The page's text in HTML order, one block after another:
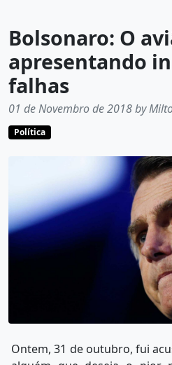
Bolsonaro: O
apresentando
falhas
01 de Novembro de 2018 by
Política
Ontem, 31 de outubro, fui